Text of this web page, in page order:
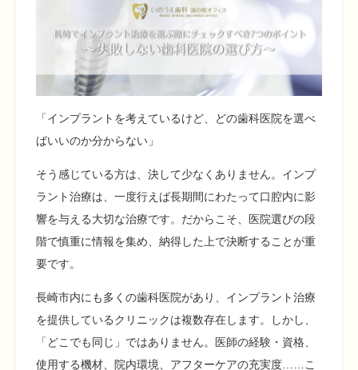
「インプラントを考えているけど、どの歯科医院を選べ
ばいいのか分からない」
そう感じている方は、決して少なくありません。インプ
ラント治療は、一度行えば長期間にわたって口腔内に影
響を与える大切な治療です。だからこそ、医院選びの段
階で慎重に情報を集め、納得した上で決断することが重
要です。
長崎市内にも多くの歯科医院があり、インプラント治療
を提供しているクリニックは複数存在します。しかし、
「どこでも同じ」ではありません。医師の経験・資格、
使用する機材、院内環境、アフターケアの充実度……こ